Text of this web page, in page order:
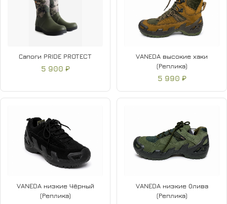
Сапоги PRIDE PROTECT
5 900 ₽
VANEDA высокие хаки
(Реплика)
5 990 ₽
VANEDA низкие Чёрный
(Реплика)
VANEDA низкие Олива
(Реплика)